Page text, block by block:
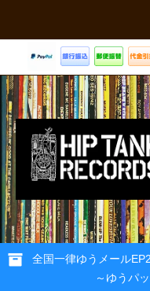
全国一律ゆうメール
～ゆうパ